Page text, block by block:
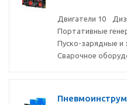
Двигатели 10
Портативные
Пуско-зарядные и
Сварочное